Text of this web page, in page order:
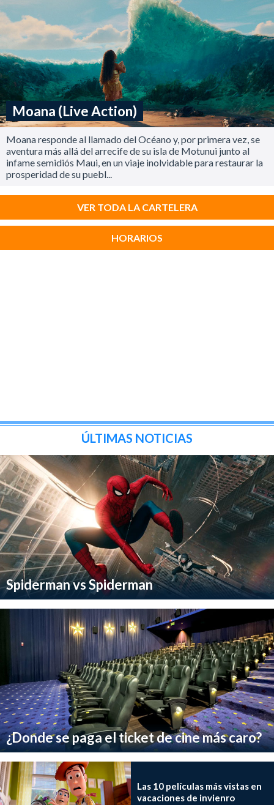
Moana (Live Action)
Moana responde al llamado del Océano y, por primera vez, se
aventura más allá del arrecife de su isla de Motunui junto al
infame semidiós Maui, en un viaje inolvidable para restaurar la
prosperidad de su puebl...
VER TODA LA CARTELERA
HORARIOS
ÚLTIMAS NOTICIAS
Spiderman vs Spiderman
¿Donde se paga el ticket de cine más caro?
Las 10 películas más vistas en
vacaciones de invienro